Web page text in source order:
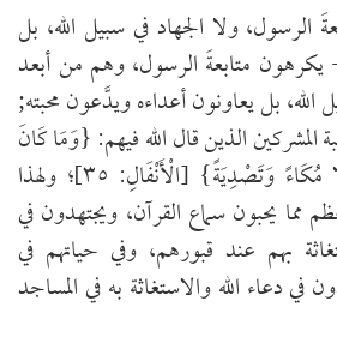
الرسول، ولا الجهاد في سبيل الله، بل
متابعةَ الرسول، وهم من أبعد
بل يعاونون أعداءه ويدَّعون محبته;
الذين قال الله فيهم: {وَمَا كَانَ
صَلَاتُهُمْ عِنْدَ الْبَيْتِ إِلَّا مُكَاءً وَتَصْدِيَةً} [الْأَنْفَالِ: ٣٥]؛ ولهذا
مما يحبون سماع القرآن، ويجتهدون في
بهم عند قبورهم، وفي حياتهم في
في دعاء الله والاستغاثة به في المساجد